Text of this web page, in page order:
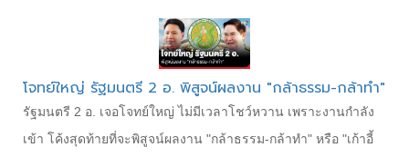
โจทย์ใหญ่ รัฐมนตรี 2 อ. พิสูจน์ผลงาน "กล้าธรรม-กล้าทำ"
รัฐมนตรี 2 อ. เจอโจทย์ใหญ่ ไม่มีเวลาโชว์หวาน เพราะงานกำลัง
เข้า โค้งสุดท้ายที่จะพิสูจน์ผลงาน "กล้าธรรม-กล้าทำ" หรือ "เก้าอี้